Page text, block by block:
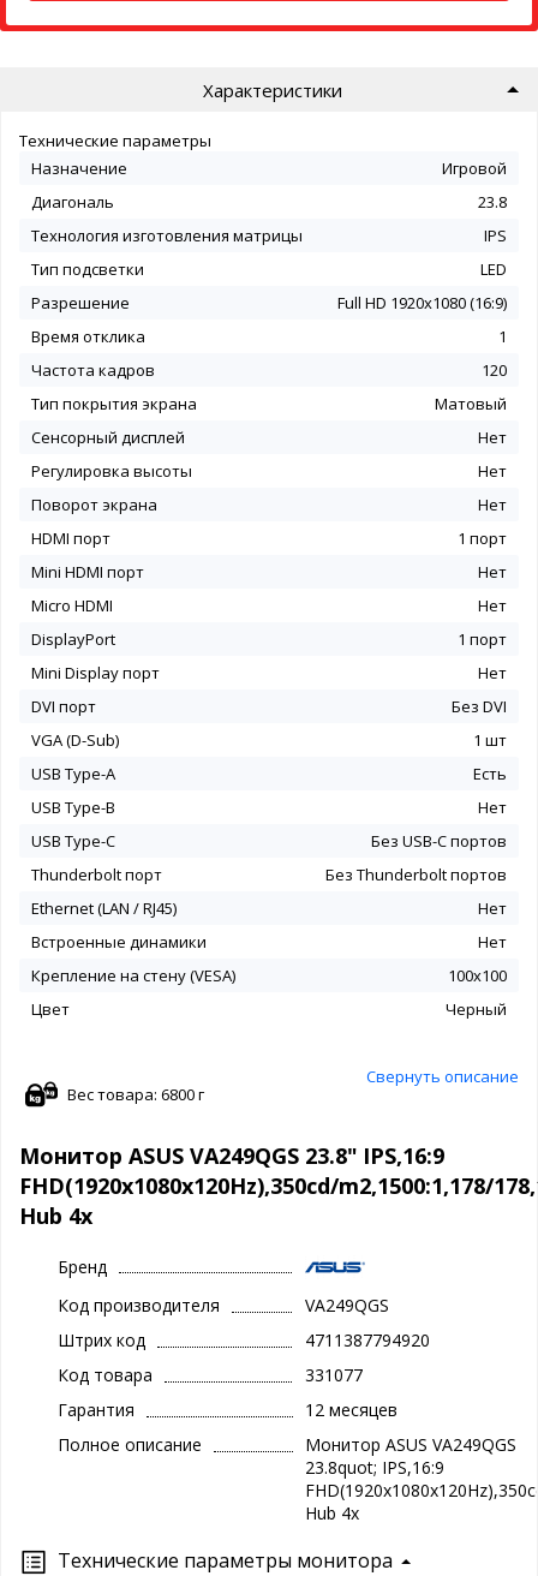
Характеристики
Технические параметры
Назначение
Игровой
Диагональ
23.8
Технология изготовления матрицы
IPS
Тип подсветки
LED
Разрешение
Full HD 1920x1080 (16:9)
Время отклика
1
Частота кадров
120
Тип покрытия экрана
Матовый
Сенсорный дисплей
Нет
Регулировка высоты
Нет
Поворот экрана
Нет
HDMI порт
1 порт
Mini HDMI порт
Нет
Micro HDMI
Нет
DisplayPort
1 порт
Mini Display порт
Нет
DVI порт
Без DVI
VGA (D-Sub)
1 шт
USB Type-A
Есть
USB Type-B
Нет
USB Type-C
Без USB-С портов
Thunderbolt порт
Без Thunderbolt портов
Ethernet (LAN / RJ45)
Нет
Встроенные динамики
Нет
Крепление на стену (VESA)
100x100
Цвет
Черный
Свернуть описание
Вес товара: 6800 г
Монитор ASUS VA249QGS 23.8" IPS,16:9
FHD(1920x1080x120Hz),350cd/m2,1500:1,178/
Hub 4x
Бренд
Код производителя
VA249QGS
Штрих код
4711387794920
Код товара
331077
Гарантия
12 месяцев
Полное описание
Монитор ASUS VA249QGS
23.8quot; IPS,16:9
Hub 4x
Технические параметры монитора